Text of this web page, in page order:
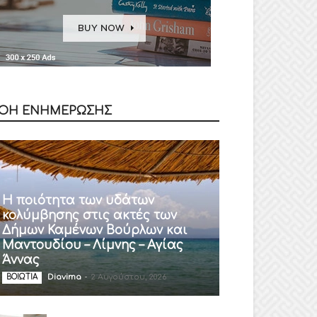
ΕΝΗΜΕΡΩΣΗΣ
Η ποιότητα των υδάτων
κολύμβησης στις ακτές των
Δήμων Καμένων Βούρλων και
Μαντουδίου – Λίμνης – Αγίας
Άννας
ΒΟΙΩΤΙΑ Diavima - 2 Αυγούστου, 2026